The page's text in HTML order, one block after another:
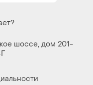
шоссе, дом 201-